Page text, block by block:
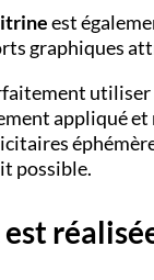
est
graphiques
utiliser
appliqué et
possible.